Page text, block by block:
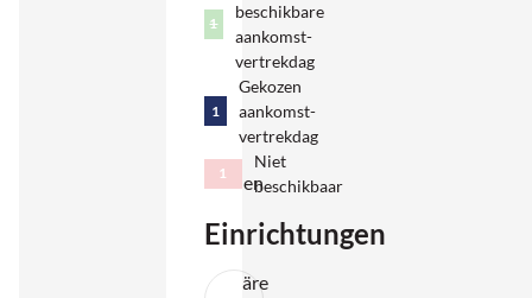
sicher
Eltern
entspannen
Atmosphäre
1
beschikbare
aankomst-
vertrekdag
1
Gekozen
aankomst-
vertrekdag
1
Niet
beschikbaar
Einrichtungen